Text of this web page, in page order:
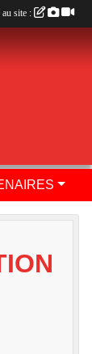
site :